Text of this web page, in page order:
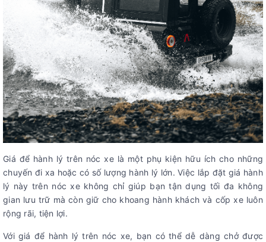
Giá để hành lý trên nóc xe là một phụ kiện hữu ích cho những
chuyến đi xa hoặc có số lượng hành lý lớn. Việc lắp đặt giá hành
lý này trên nóc xe không chỉ giúp bạn tận dụng tối đa không
gian lưu trữ mà còn giữ cho khoang hành khách và cốp xe luôn
rộng rãi, tiện lợi.
Với giá để hành lý trên nóc xe, bạn có thể dễ dàng chở được